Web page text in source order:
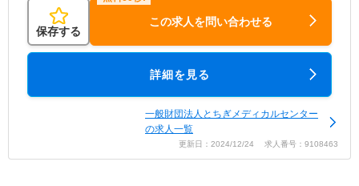
保存する
この求人を問い合わせる
詳細を見る
一般財団法人とちぎメディカルセンター
の求人一覧
更新日：2024/12/24 求人番号：9108463